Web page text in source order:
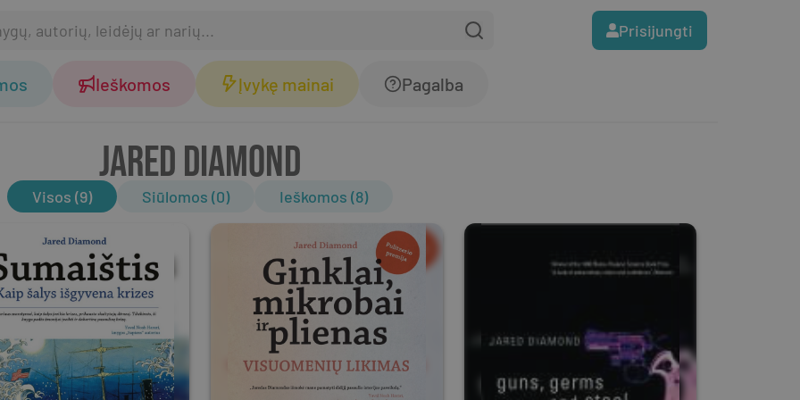
Prisijungti
Ieškomos Įvykę mainai Pagalba
JARED DIAMOND
Visos (9) Siūlomos (0) Ieškomos (8)